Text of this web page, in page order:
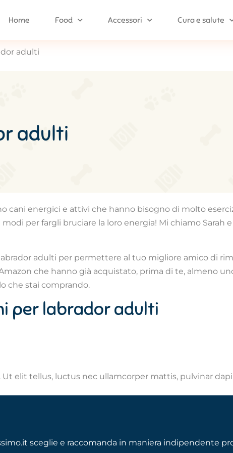
Home Food Accessori Cura e salute
adulti
adulti
cani energici e attivi che hanno bisogno di molto
per fargli bruciare la loro energia! Mi chiamo Sarah
adulti per permettere al tuo migliore amico di
che hanno già acquistato, prima di te, almeno
che stai comprando.
per labrador adulti
elit tellus, luctus nec ullamcorper mattis, pulvinar
sceglie e raccomanda in maniera indipendente